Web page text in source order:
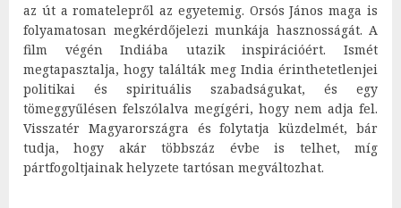
az út a romatelepről az egyetemig. Orsós János maga is
folyamatosan megkérdőjelezi munkája hasznosságát. A
film végén Indiába utazik inspirációért. Ismét
megtapasztalja, hogy találták meg India érinthetetlenjei
politikai és spirituális szabadságukat, és egy
tömeggyűlésen felszólalva megígéri, hogy nem adja fel.
Visszatér Magyarországra és folytatja küzdelmét, bár
tudja, hogy akár többszáz évbe is telhet, míg
pártfogoltjainak helyzete tartósan megváltozhat.